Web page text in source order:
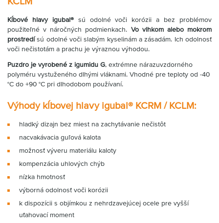
Kĺbové hlavy igubal®sú odolné voči korózii a bez problémov
použiteľné v náročných podmienkach. Vo vlhkom alebo mokrom
prostredísú odolné voči slabým kyselinám a zásadám. Ich odolnosť
voči nečistotám a prachu je výraznou výhodou.
Puzdro je vyrobené z igumidu G, extrémne nárazuvzdorného
polyméru vystuženého dlhými vláknami. Vhodné pre teploty od -40
°C do +90 °C pri dlhodobom používaní.
Výhody kĺbovej hlavy igubal® KCRM / KCLM:
hladký dizajn bez miest na zachytávanie nečistôt
nacvakávacia guľová kalota
možnosť výveru materiálu kaloty
kompenzácia uhlových chýb
nízka hmotnosť
výborná odolnosť voči korózii
k dispozícii s objímkou z nehrdzavejúcej ocele pre vyšší
uťahovací moment